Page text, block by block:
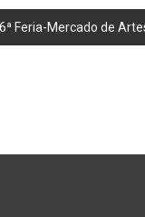
Feria-Mercado de